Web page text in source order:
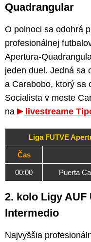
Quadrangular
O polnoci sa odohrá
profesionálnej
Apertura-
jeden duel. Jedná sa
a Carabobo, ktorý sa
Socialista v meste
na
livestreame
Liga FUTVE
Čas
00:00 Puerta
2. kolo Ligy AUF
Intermedio
Najvyššia